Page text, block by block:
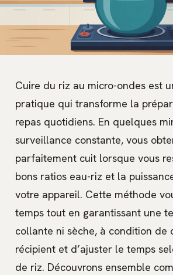
Cuire du riz au micro-ondes est
pratique qui transforme la
repas quotidiens. En quelques
surveillance constante, vous
parfaitement cuit lorsque vous
bons ratios eau-riz et la
votre appareil. Cette méthode
temps tout en garantissant une
collante ni sèche, à condition de
récipient et d’ajuster le temps
de riz. Découvrons ensemble